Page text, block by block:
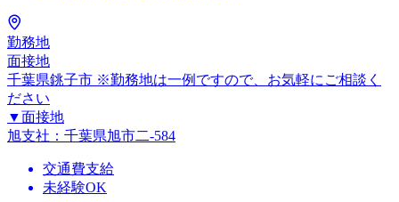
勤務地
面接地
千葉県銚子市 ※勤務地は一例ですので、お気軽にご相談く
ださい
▼面接地
旭支社：千葉県旭市二-584
交通費支給
未経験OK